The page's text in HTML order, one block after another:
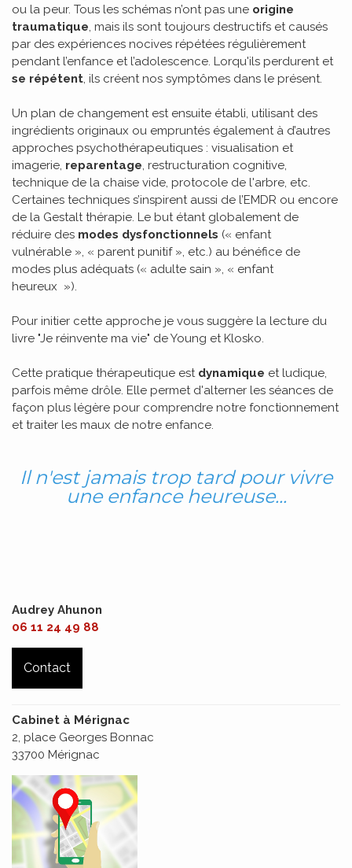
ou la peur. Tous les schémas n’ont pas une origine
traumatique, mais ils sont toujours destructifs et causés
par des expériences nocives répétées régulièrement
pendant l’enfance et l’adolescence. Lorqu'ils perdurent et
se répétent, ils créent nos symptômes dans le présent.
Un plan de changement est ensuite établi, utilisant des
ingrédients originaux ou empruntés également à d’autres
approches psychothérapeutiques : visualisation et
imagerie, reparentage, restructuration cognitive,
technique de la chaise vide, protocole de l'arbre, etc.
Certaines techniques s’inspirent aussi de l’EMDR ou encore
de la Gestalt thérapie. Le but étant globalement de
réduire des modes dysfonctionnels (« enfant
vulnérable », « parent punitif », etc.) au bénéfice de
modes plus adéquats (« adulte sain », « enfant
heureux »).
Pour initier cette approche je vous suggère la lecture du
livre "Je réinvente ma vie" de Young et Klosko.
Cette pratique thérapeutique est dynamique et ludique,
parfois même drôle. Elle permet d'alterner les séances de
façon plus légère pour comprendre notre fonctionnement
et traiter les maux de notre enfance.
Il n'est jamais trop tard pour vivre
une enfance heureuse...
Audrey Ahunon
06 11 24 49 88
Contact
Cabinet à Mérignac
2, place Georges Bonnac
33700 Mérignac